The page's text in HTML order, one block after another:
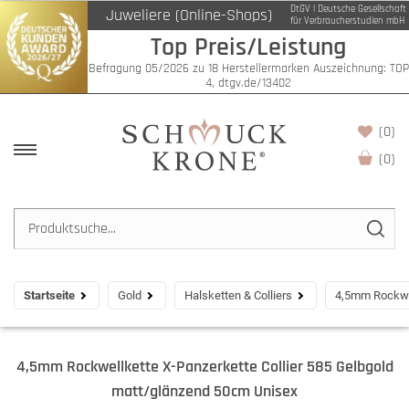
Juweliere (Online-Shops)
DtGV | Deutsche Gesellschaft
für Verbraucherstudien mbH
Top Preis/Leistung
Befragung 05/2026 zu 18 Herstellermarken Auszeichnung: TOP
4, dtgv.de/13402
(0)
(0)
Startseite Gold Halsketten & Colliers 4,5mm
4,5mm Rockwellkette X-Panzerkette Collier 585 Gelbgold
matt/glänzend 50cm Unisex